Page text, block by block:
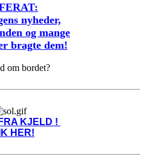
nyheder,
og mange
bragte dem!
om bordet?
KJELD !
HER!